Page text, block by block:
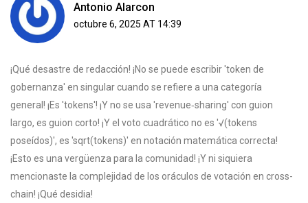
Antonio Alarcon
octubre 6, 2025 AT 14:39
¡Qué desastre de redacción! ¡No se puede escribir 'token de
gobernanza' en singular cuando se refiere a una categoría
general! ¡Es 'tokens'! ¡Y no se usa 'revenue‑sharing' con guion
largo, es guion corto! ¡Y el voto cuadrático no es '√(tokens
poseídos)', es 'sqrt(tokens)' en notación matemática correcta!
¡Esto es una vergüenza para la comunidad! ¡Y ni siquiera
mencionaste la complejidad de los oráculos de votación en cross-
chain! ¡Qué desidia!